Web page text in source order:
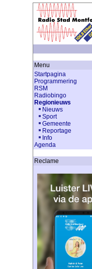
Menu
Startpagina
Programmering
RSM
Radiobingo
Regionieuws
Nieuws
Sport
Gemeente
Reportage
Info
Agenda
Reclame